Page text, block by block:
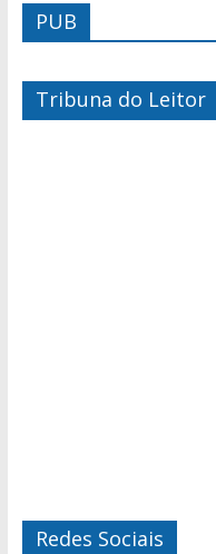
PUB
Tribuna do Leitor
Redes Sociais